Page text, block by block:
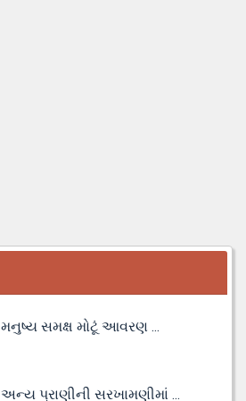
મનુષ્ય સમક્ષ મોટૂં આવરણ ...
અન્ય પ્રાણીની સરખામણીમાં ...